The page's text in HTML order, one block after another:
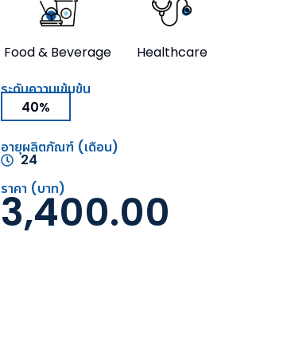
Food & Beverage
Healthcare
ระดับความเข้มข้น
40%
อายุผลิตภัณฑ์ (เดือน)
24
ราคา (บาท)
3,400.00